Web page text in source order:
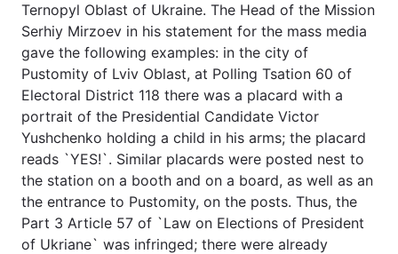
Головна Війна
Ternopyl Oblast of Ukraine. The Head of the Mission
Serhiy Mirzoev in his statement for the mass media
gave the following examples: in the city of
Pustomity of Lviv Oblast, at Polling Tsation 60 of
Electoral District 118 there was a placard with a
portrait of the Presidential Candidate Victor
Yushchenko holding a child in his arms; the placard
reads `YES!`. Similar placards were posted nest to
the station on a booth and on a board, as well as an
the entrance to Pustomity, on the posts. Thus, the
Part 3 Article 57 of `Law on Elections of President
of Ukriane` was infringed; there were already